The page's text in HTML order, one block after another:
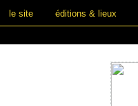
le site éditions & lieux